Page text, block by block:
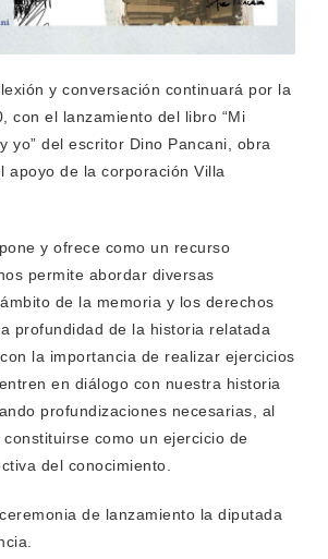
y conversación continuará por la
con el lanzamiento del libro “Mi
yo” del escritor Dino Pancani, obra
apoyo de la corporación Villa
y ofrece como un recurso
permite abordar diversas
de la memoria y los derechos
profundidad de la historia relatada
la importancia de realizar ejercicios
en diálogo con nuestra historia
profundizaciones necesarias, al
como un ejercicio de
del conocimiento.
de lanzamiento la diputada